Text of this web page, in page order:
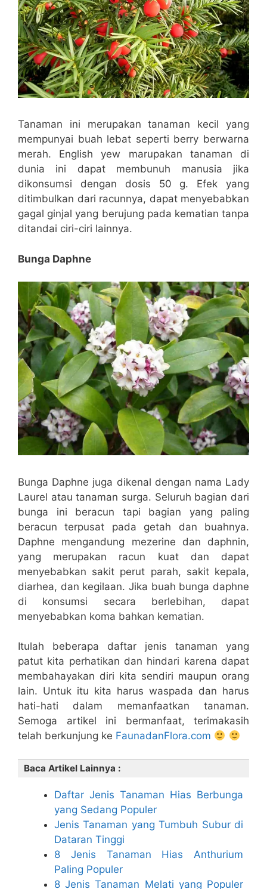
Tanaman ini merupakan tanaman kecil yang
mempunyai buah lebat seperti berry berwarna
merah. English yew marupakan tanaman di
dunia ini dapat membunuh manusia jika
dikonsumsi dengan dosis 50 g. Efek yang
ditimbulkan dari racunnya, dapat menyebabkan
gagal ginjal yang berujung pada kematian tanpa
ditandai ciri-ciri lainnya.
Bunga Daphne
Bunga Daphne juga dikenal dengan nama Lady
Laurel atau tanaman surga. Seluruh bagian dari
bunga ini beracun tapi bagian yang paling
beracun terpusat pada getah dan buahnya.
Daphne mengandung mezerine dan daphnin,
yang merupakan racun kuat dan dapat
menyebabkan sakit perut parah, sakit kepala,
diarhea, dan kegilaan. Jika buah bunga daphne
di konsumsi secara berlebihan, dapat
menyebabkan koma bahkan kematian.
Itulah beberapa daftar jenis tanaman yang
patut kita perhatikan dan hindari karena dapat
membahayakan diri kita sendiri maupun orang
lain. Untuk itu kita harus waspada dan harus
hati-hati dalam memanfaatkan tanaman.
Semoga artikel ini bermanfaat, terimakasih
telah berkunjung ke FaunadanFlora.com
Baca Artikel Lainnya :
Daftar Jenis Tanaman Hias Berbunga
yang Sedang Populer
Jenis Tanaman yang Tumbuh Subur di
Dataran Tinggi
8 Jenis Tanaman Hias Anthurium
Paling Populer
8 Jenis Tanaman Melati yang Populer